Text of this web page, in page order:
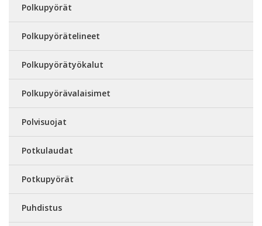
Polkupyörät
Polkupyörätelineet
Polkupyörätyökalut
Polkupyörävalaisimet
Polvisuojat
Potkulaudat
Potkupyörät
Puhdistus